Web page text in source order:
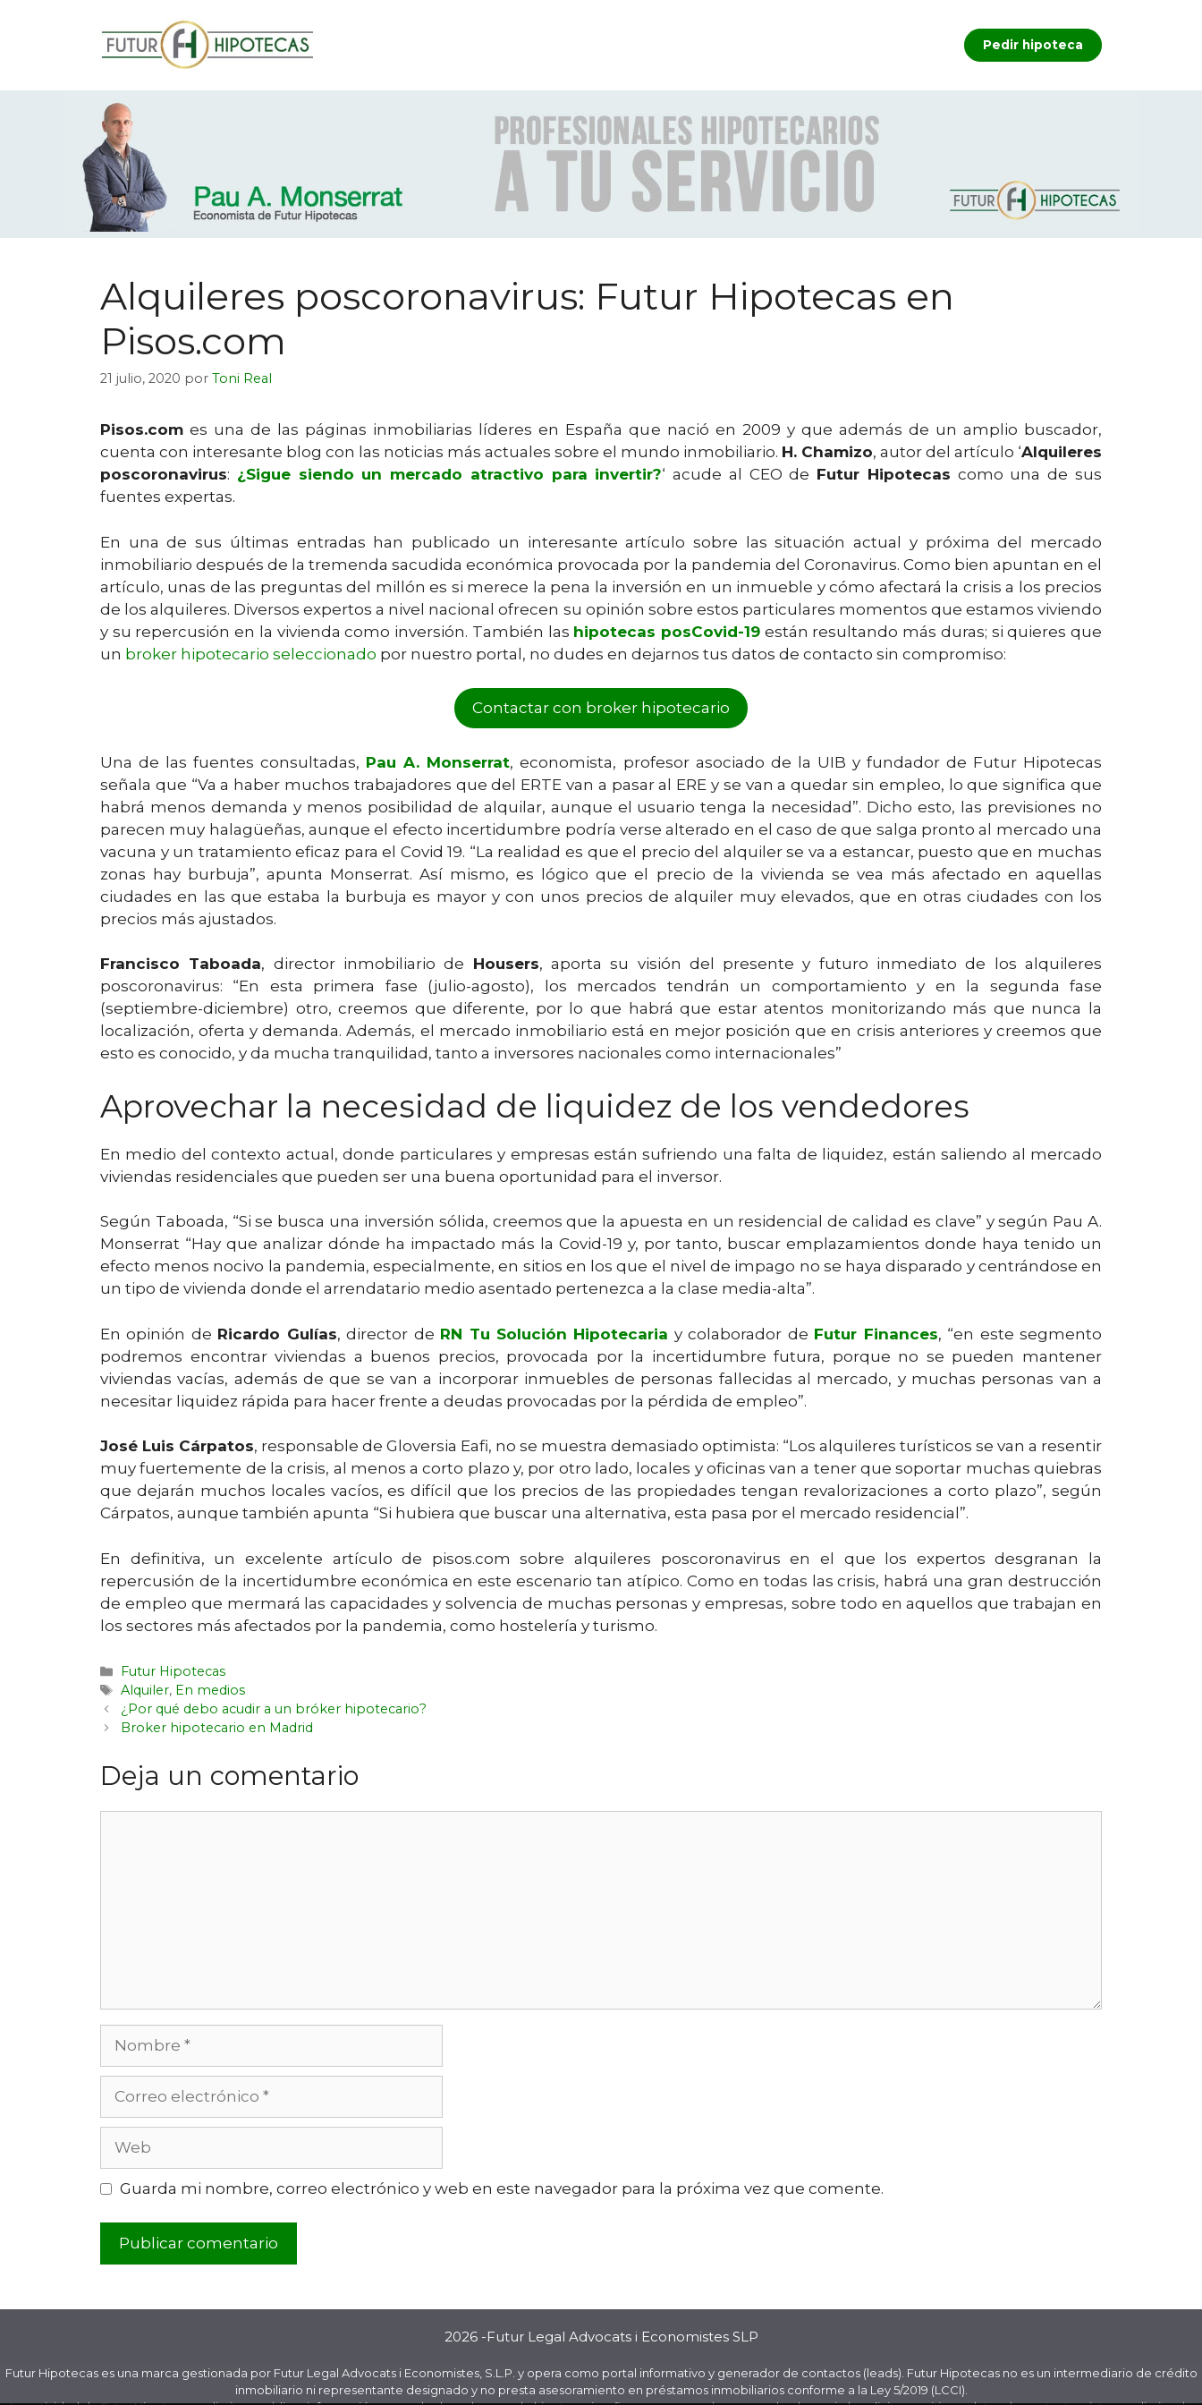
Pedir hipoteca
Alquileres poscoronavirus: Futur Hipotecas en
Pisos.com
21 julio, 2020 por Toni Real
Pisos.com es una de las páginas inmobiliarias líderes en España que nació en 2009 y que además de un amplio buscador,
cuenta con interesante blog con las noticias más actuales sobre el mundo inmobiliario. H. Chamizo, autor del artículo ‘Alquileres
poscoronavirus: ¿Sigue siendo un mercado atractivo para invertir?‘ acude al CEO de Futur Hipotecas como una de sus
fuentes expertas.
En una de sus últimas entradas han publicado un interesante artículo sobre las situación actual y próxima del mercado
inmobiliario después de la tremenda sacudida económica provocada por la pandemia del Coronavirus. Como bien apuntan en el
artículo, unas de las preguntas del millón es si merece la pena la inversión en un inmueble y cómo afectará la crisis a los precios
de los alquileres. Diversos expertos a nivel nacional ofrecen su opinión sobre estos particulares momentos que estamos viviendo
y su repercusión en la vivienda como inversión. También las hipotecas posCovid-19están resultando más duras; si quieres que
un broker hipotecario seleccionado por nuestro portal, no dudes en dejarnos tus datos de contacto sin compromiso:
Contactar con broker hipotecario
Una de las fuentes consultadas, Pau A. Monserrat, economista, profesor asociado de la UIB y fundador de Futur Hipotecas
señala que “Va a haber muchos trabajadores que del ERTE van a pasar al ERE y se van a quedar sin empleo, lo que significa que
habrá menos demanda y menos posibilidad de alquilar, aunque el usuario tenga la necesidad”. Dicho esto, las previsiones no
parecen muy halagüeñas, aunque el efecto incertidumbre podría verse alterado en el caso de que salga pronto al mercado una
vacuna y un tratamiento eficaz para el Covid 19. “La realidad es que el precio del alquiler se va a estancar, puesto que en muchas
zonas hay burbuja”, apunta Monserrat. Así mismo, es lógico que el precio de la vivienda se vea más afectado en aquellas
ciudades en las que estaba la burbuja es mayor y con unos precios de alquiler muy elevados, que en otras ciudades con los
precios más ajustados.
Francisco Taboada, director inmobiliario de Housers, aporta su visión del presente y futuro inmediato de los alquileres
poscoronavirus: “En esta primera fase (julio-agosto), los mercados tendrán un comportamiento y en la segunda fase
(septiembre-diciembre) otro, creemos que diferente, por lo que habrá que estar atentos monitorizando más que nunca la
localización, oferta y demanda. Además, el mercado inmobiliario está en mejor posición que en crisis anteriores y creemos que
esto es conocido, y da mucha tranquilidad, tanto a inversores nacionales como internacionales”
Aprovechar la necesidad de liquidez de los vendedores
En medio del contexto actual, donde particulares y empresas están sufriendo una falta de liquidez, están saliendo al mercado
viviendas residenciales que pueden ser una buena oportunidad para el inversor.
Según Taboada, “Si se busca una inversión sólida, creemos que la apuesta en un residencial de calidad es clave” y según Pau A.
Monserrat “Hay que analizar dónde ha impactado más la Covid-19 y, por tanto, buscar emplazamientos donde haya tenido un
efecto menos nocivo la pandemia, especialmente, en sitios en los que el nivel de impago no se haya disparado y centrándose en
un tipo de vivienda donde el arrendatario medio asentado pertenezca a la clase media-alta”.
En opinión de Ricardo Gulías, director de RN Tu Solución Hipotecaria y colaborador de Futur Finances, “en este segmento
podremos encontrar viviendas a buenos precios, provocada por la incertidumbre futura, porque no se pueden mantener
viviendas vacías, además de que se van a incorporar inmuebles de personas fallecidas al mercado, y muchas personas van a
necesitar liquidez rápida para hacer frente a deudas provocadas por la pérdida de empleo”.
José Luis Cárpatos, responsable de Gloversia Eafi, no se muestra demasiado optimista: “Los alquileres turísticos se van a resentir
muy fuertemente de la crisis, al menos a corto plazo y, por otro lado, locales y oficinas van a tener que soportar muchas quiebras
que dejarán muchos locales vacíos, es difícil que los precios de las propiedades tengan revalorizaciones a corto plazo”, según
Cárpatos, aunque también apunta “Si hubiera que buscar una alternativa, esta pasa por el mercado residencial”.
En definitiva, un excelente artículo de pisos.com sobre alquileres poscoronavirus en el que los expertos desgranan la
repercusión de la incertidumbre económica en este escenario tan atípico. Como en todas las crisis, habrá una gran destrucción
de empleo que mermará las capacidades y solvencia de muchas personas y empresas, sobre todo en aquellos que trabajan en
los sectores más afectados por la pandemia, como hostelería y turismo.
Futur Hipotecas
Alquiler, En medios
¿Por qué debo acudir a un bróker hipotecario?
Broker hipotecario en Madrid
Deja un comentario
Guarda mi nombre, correo electrónico y web en este navegador para la próxima vez que comente.
2026 -Futur Legal Advocats i Economistes SLP
Futur Hipotecas es una marca gestionada por Futur Legal Advocats i Economistes, S.L.P. y opera como portal informativo y generador de contactos (leads). Futur Hipotecas no es un intermediario de crédito
inmobiliario ni representante designado y no presta asesoramiento en préstamos inmobiliarios conforme a la Ley 5/2019 (LCCI).